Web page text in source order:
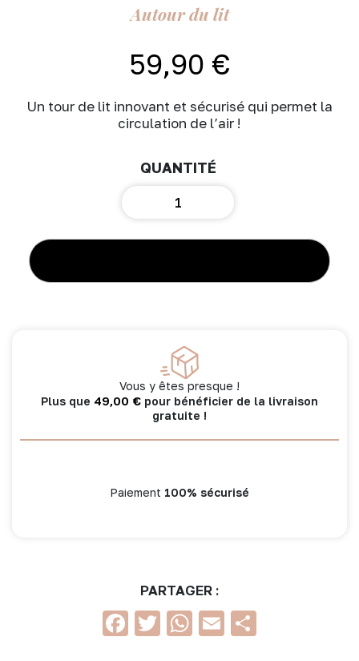
Autour du lit
59,90 €
Un tour de lit innovant et sécurisé qui permet la
circulation de l’air !
de
feuillages
cassonade
-
Caramel
Vous y êtes presque !
Plus que 49,00 € pour bénéficier de la livraison
gratuite !
Paiement 100% sécurisé
PARTAGER :
Facebook
Twitter
WhatsApp
Email